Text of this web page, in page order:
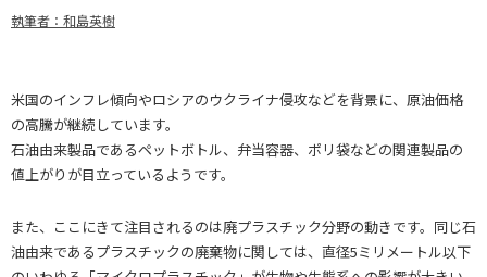
執筆者：和島英樹
米国のインフレ傾向やロシアのウクライナ侵攻などを背景に、原油価格
の高騰が継続しています。
石油由来製品であるペットボトル、弁当容器、ポリ袋などの関連製品の
値上がりが目立っているようです。
また、ここにきて注目されるのは廃プラスチック分野の動きです。同じ石
油由来であるプラスチックの廃棄物に関しては、直径5ミリメートル以下